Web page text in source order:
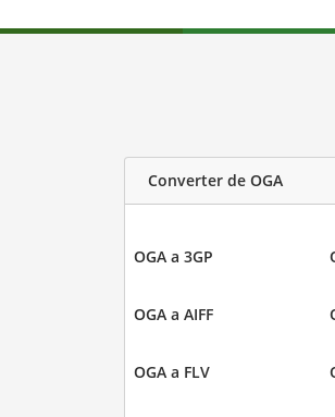
Converter de OGA
OGA a 3GP
OGA a AIFF
OGA a FLV